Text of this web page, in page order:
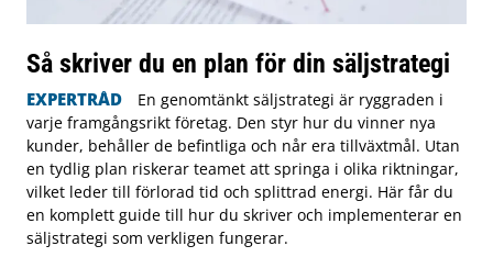
Så skriver du en plan för din säljstrategi
EXPERTRÅD
En genomtänkt säljstrategi är ryggraden i
varje framgångsrikt företag. Den styr hur du vinner nya
kunder, behåller de befintliga och når era tillväxtmål. Utan
en tydlig plan riskerar teamet att springa i olika riktningar,
vilket leder till förlorad tid och splittrad energi. Här får du
en komplett guide till hur du skriver och implementerar en
säljstrategi som verkligen fungerar.